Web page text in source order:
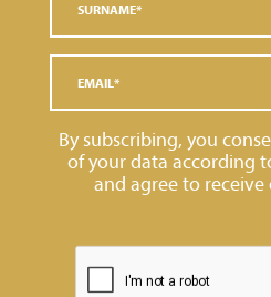
By subscribing, you
of your data according
and agree to